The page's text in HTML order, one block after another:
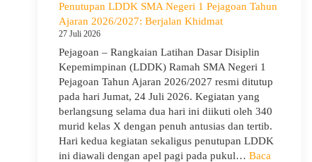
Pejagoan,
Bekali
Bijak
Memilih
Pergaulan
Demi
Masa
Depan
Cerah
Penutupan LDDK SMA Negeri 1 Pejagoan Tahun
Ajaran 2026/2027: Berjalan Khidmat
27 Juli 2026
Pejagoan – Rangkaian Latihan Dasar Disiplin
Kepemimpinan (LDDK) Ramah SMA Negeri 1
Pejagoan Tahun Ajaran 2026/2027 resmi ditutup
pada hari Jumat, 24 Juli 2026. Kegiatan yang
berlangsung selama dua hari ini diikuti oleh 340
murid kelas X dengan penuh antusias dan tertib.
Hari kedua kegiatan sekaligus penutupan LDDK
ini diawali dengan apel pagi pada pukul… Baca